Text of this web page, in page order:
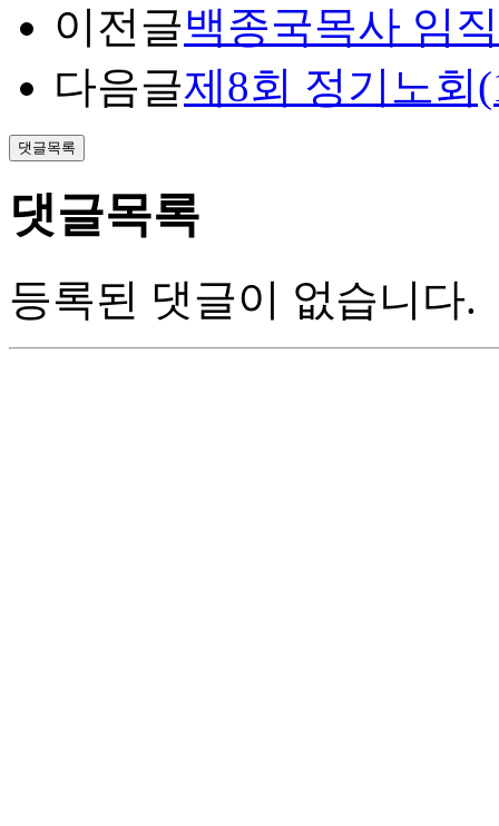
이전글백종국목사 임
다음글제8회 정기노회
댓글목록
댓글목록
등록된 댓글이 없습니다.